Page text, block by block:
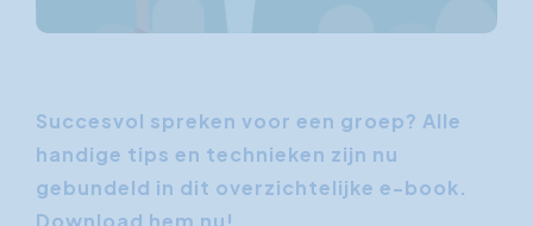
Succesvol spreken voor een groep? Alle
handige tips en technieken zijn nu
gebundeld in dit overzichtelijke e-book.
Download hem nu!